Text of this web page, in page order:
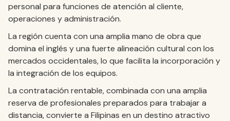
personal para funciones de atención al cliente,
operaciones y administración.
La región cuenta con una amplia mano de obra que
domina el inglés y una fuerte alineación cultural con los
mercados occidentales, lo que facilita la incorporación y
la integración de los equipos.
La contratación rentable, combinada con una amplia
reserva de profesionales preparados para trabajar a
distancia, convierte a Filipinas en un destino atractivo